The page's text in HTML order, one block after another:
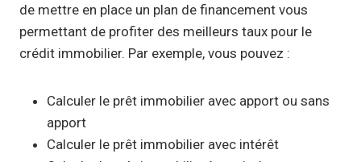
de mettre en place un plan de financement vous
permettant de profiter des meilleurs taux pour le
crédit immobilier. Par exemple, vous pouvez :
Calculer le prêt immobilier avec apport ou sans
apport
Calculer le prêt immobilier avec intérêt